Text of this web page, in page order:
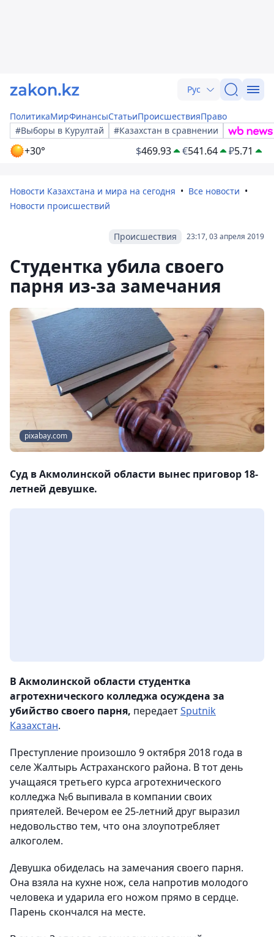
Рус
ПолитикаМирФинансыСтатьиПроисшествияПраво
#Выборы в Курултай
#Казахстан в сравнении
+30° $469.93 €541.64 ₽5.71
Новости Казахстана и мира на сегодня
Все новости
Новости происшествий
23:17, 03 апреля 2019
Происшествия
Студентка убила своего
парня из-за замечания
pixabay.com
Суд в Акмолинской области вынес приговор 18-
летней девушке.
В Акмолинской области студентка
агротехнического колледжа осуждена за
убийство своего парня, передаетSputnik
Казахстан.
Преступление произошло 9 октября 2018 года в
селе Жалтырь Астраханского района. В тот день
учащаяся третьего курса агротехнического
колледжа №6 выпивала в компании своих
приятелей. Вечером ее 25-летний друг выразил
недовольство тем, что она злоупотребляет
алкоголем.
Девушка обиделась на замечания своего парня.
Она взяла на кухне нож, села напротив молодого
человека и ударила его ножом прямо в сердце.
Парень скончался на месте.